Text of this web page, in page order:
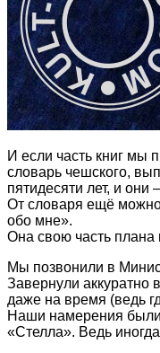
И если часть книг мы
словарь чешского,
пятидесяти лет, и
От словаря ещё можно
обо мне».
Она свою часть
Мы позвонили в
Завернули аккуратно
даже на время (ведь
Наши намерения были
«Стелла». Ведь